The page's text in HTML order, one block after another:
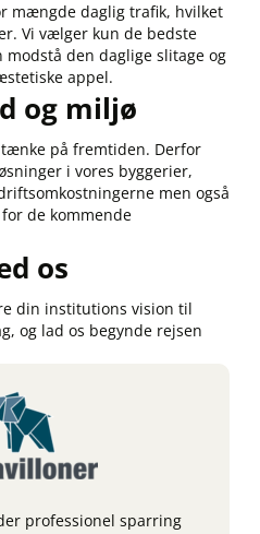
mængde daglig trafik, hvilket
Vi vælger kun de bedste
den daglige slitage og
appel.
og miljø
på fremtiden. Derfor
i vores byggerier,
men også
de kommende
os
din institutions vision til
og lad os begynde rejsen
professionel sparring